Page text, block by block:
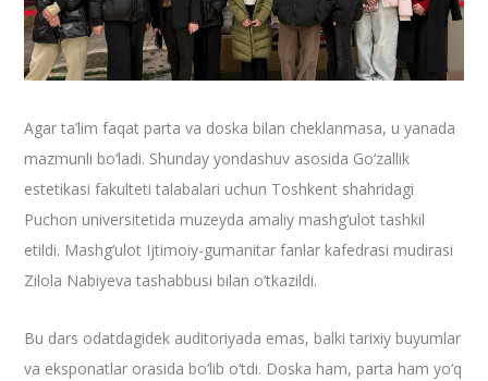
Agar ta’lim faqat parta va doska bilan cheklanmasa, u yanada
mazmunli bo‘ladi. Shunday yondashuv asosida Go‘zallik
estetikasi fakulteti talabalari uchun Toshkent shahridagi
Puchon universitetida muzeyda amaliy mashg‘ulot tashkil
etildi. Mashg‘ulot Ijtimoiy-gumanitar fanlar kafedrasi mudirasi
Zilola Nabiyeva tashabbusi bilan o‘tkazildi.
Bu dars odatdagidek auditoriyada emas, balki tarixiy buyumlar
va eksponatlar orasida bo‘lib o‘tdi. Doska ham, parta ham yo‘q